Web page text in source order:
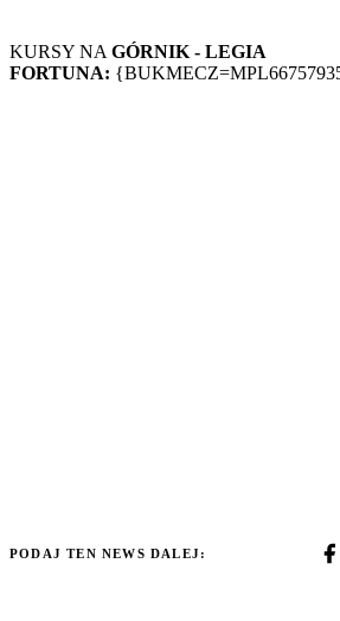
KURSY NAGÓRNIK - LEGIA
FORTUNA:
PODAJ TEN NEWS DALEJ: